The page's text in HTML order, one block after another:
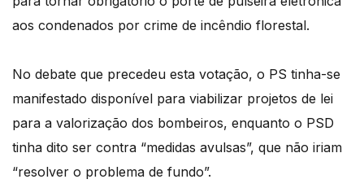
aos condenados por crime de incêndio florestal.
No debate que precedeu esta votação, o PS tinha-se
manifestado disponível para viabilizar projetos de lei
para a valorização dos bombeiros, enquanto o PSD
tinha dito ser contra “medidas avulsas”, que não iriam
“resolver o problema de fundo”.